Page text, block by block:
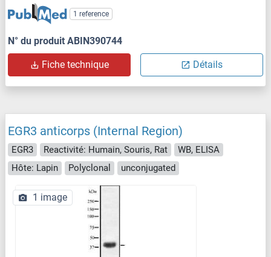
1 reference
N° du produit ABIN390744
Fiche technique Détails
EGR3 anticorps (Internal Region)
EGR3 Reactivité: Humain, Souris, Rat
WB, ELISA
Hôte: Lapin
Polyclonal unconjugated
1 image